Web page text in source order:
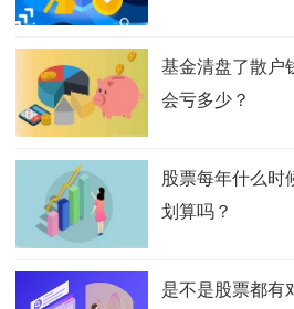
基金清盘了散户
会亏多少？
股票每年什么时
划算吗？
是不是股票都有